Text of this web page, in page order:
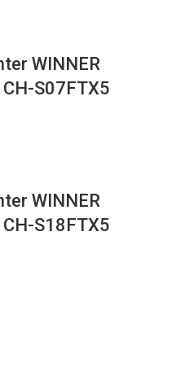
WINNER
CH-S07FTX5
WINNER
CH-S18FTX5